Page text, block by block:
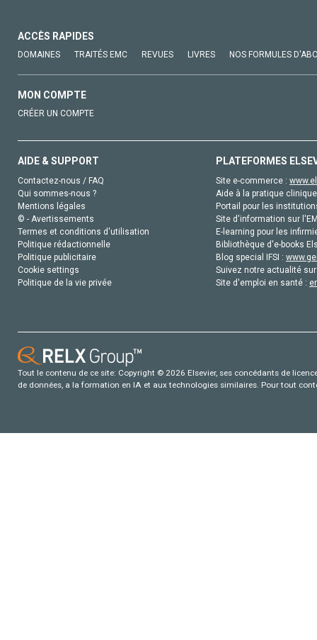
ACCÈS RAPIDES
DOMAINES TRAITÉS EMC REVUES LIVRES NOS FORMULES
MON COMPTE
CRÉER UN COMPTE
AIDE & SUPPORT
Contactez-nous / FAQ
Qui sommes-nous ?
Mentions légales
© - Avertissements
Termes et conditions d'utilisation
Politique rédactionnelle
Politique publicitaire
Cookie settings
Politique de la vie privée
PLATEFORMES
Site e-commerce :
Aide à la pratique
Portail pour les
Site d'information sur
E-learning pour les
Bibliothèque d'e-books
Blog special IFSI :
Suivez notre actualité
Site d'emploi en santé :
Tout le contenu de ce site: Copyright © 2026 Elsevier, ses concédants de
de données, a la formation en IA et aux technologies similaires. Pour tout